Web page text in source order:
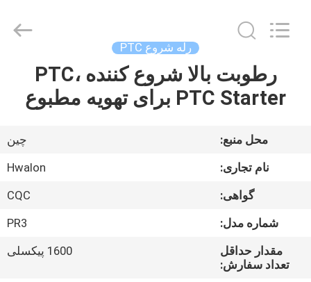
خانه
درباره
بازدید
Electronic
رله شروع PTC
رطوبت بالا شروع کننده PTC،
PTC Starter برای تهویه مطبوع
محل منبع:
چین
نام تجاری:
Hwalon
گواهی:
CQC
شماره مدل:
PR3
مقدار حداقل
تعداد سفارش:
1600 پیکسلی